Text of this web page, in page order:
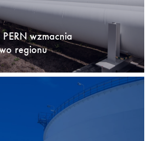
wzmacnia
regionu